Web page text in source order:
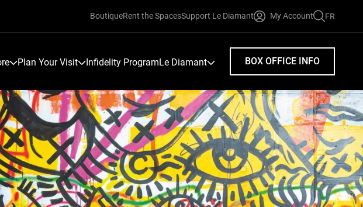
Plan Your Visit Infidelity ProgramLe Diamant BOX OFFICE INFO
BoutiqueRent the SpacesSupport Le Diamant My Account
FAIRE
UNE
FR